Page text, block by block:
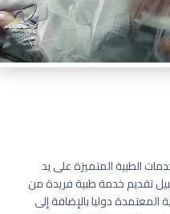
الطبية المتميزة على يد
تقديم خدمة طبية فريدة من
المعتمدة دوليا بالإضافة إلى